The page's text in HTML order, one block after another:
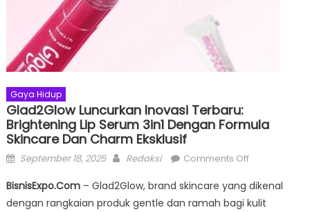
Gaya Hidup
Glad2Glow Luncurkan Inovasi Terbaru:
Brightening Lip Serum 3in1 Dengan Formula
Skincare Dan Charm Eksklusif
Posted
September 18, 2025 Author
Redaksi Comments Offon
Luncurkan
Inovasi
BisnisExpo.Com– Glad2Glow, brand skincare yang dikenal
dengan rangkaian produk gentle dan ramah bagi kulit